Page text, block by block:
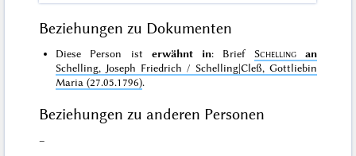
Beziehungen zu Dokumenten
Diese Person ist erwähnt in: Brief Schelling
an
Schelling, Joseph Friedrich / Schelling|Cleß, Gottliebin
Maria (27.05.1796).
Beziehungen zu anderen Personen
–